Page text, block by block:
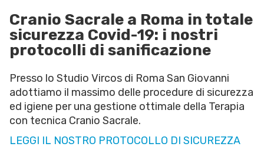
Cranio Sacrale a Roma in totale
sicurezza Covid-19: i nostri
protocolli di sanificazione
Presso lo Studio Vircos di Roma San Giovanni
adottiamo il massimo delle procedure di sicurezza
ed igiene per una gestione ottimale della Terapia
con tecnica Cranio Sacrale.
LEGGI IL NOSTRO PROTOCOLLO DI SICUREZZA